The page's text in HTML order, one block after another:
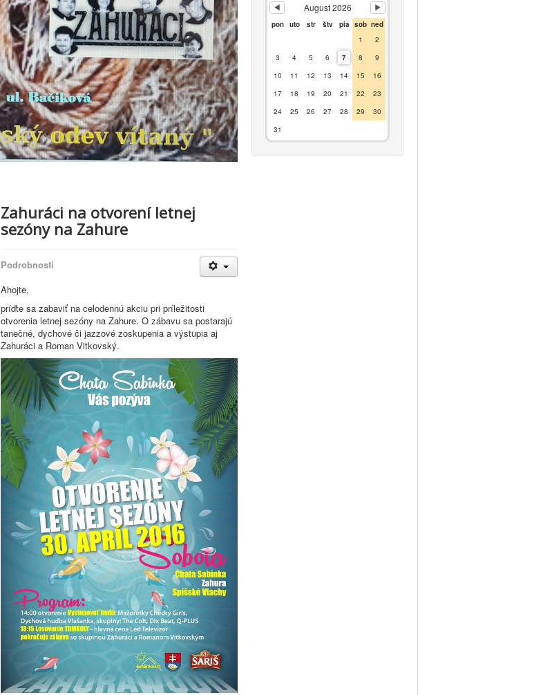
Zahuráci na otvorení letnej
sezóny na Zahure
Podrobnosti
Ahojte,
príďte sa zabaviť na celodennú akciu pri príležitosti
otvorenia letnej sezóny na Zahure. O zábavu sa postarajú
tanečné, dychové či jazzové zoskupenia a výstupia aj
Zahuráci a Roman Vitkovský.
August 2026
pon uto str štv pia sob ned
1
2
3
4 5 6 7 8
9
10
11 12 13 14 15
16
17
18 19 20 21 22
23
24
25 26 27 28 29
30
31